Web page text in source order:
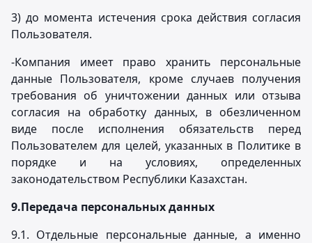
3) до момента истечения срока действия согласия
Пользователя.
-Компания имеет право хранить персональные
данные Пользователя, кроме случаев получения
требования об уничтожении данных или отзыва
согласия на обработку данных, в обезличенном
виде после исполнения обязательств перед
Пользователем для целей, указанных в Политике в
порядке и на условиях, определенных
законодательством Республики Казахстан.
9.Передача персональных данных
9.1. Отдельные персональные данные, а именно